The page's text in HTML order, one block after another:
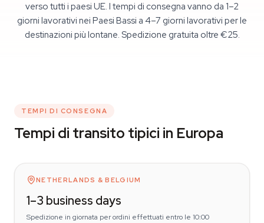
verso tutti i paesi UE. I tempi di consegna vanno da 1–2
giorni lavorativi nei Paesi Bassi a 4–7 giorni lavorativi per le
destinazioni più lontane. Spedizione gratuita oltre €25.
TEMPI DI CONSEGNA
Tempi di transito tipici in Europa
NETHERLANDS & BELGIUM
1–3 business days
Spedizione in giornata per ordini effettuati entro le 10:00